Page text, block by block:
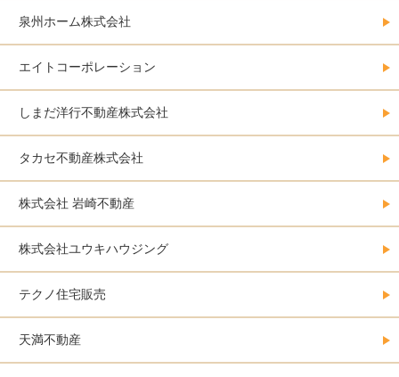
泉州ホーム株式会社
エイトコーポレーション
しまだ洋行不動産株式会社
タカセ不動産株式会社
株式会社 岩崎不動産
株式会社ユウキハウジング
テクノ住宅販売
天満不動産